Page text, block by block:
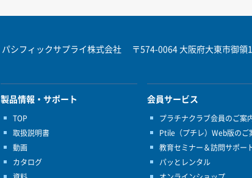
パシフィックサプライ株式会社 〒574-0064 大阪府大東市御領
製品情報・サポート
TOP
取扱説明書
動画
カタログ
会員サービス
プラチナクラブ会員のご案
Ptile（プチレ）Web版のご
教育セミナー＆訪問サポー
パッとレンタル